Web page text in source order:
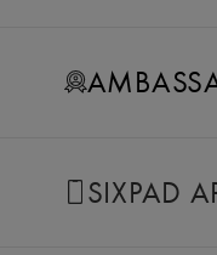
SIXPAD